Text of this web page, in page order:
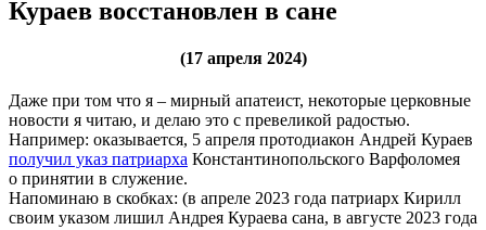
Кураев восстановлен в сане
(17 апреля 2024)
Даже при том что я – мирный апатеист, некоторые церковные
новости я читаю, и делаю это с превеликой радостью.
Например: оказывается, 5 апреля протодиакон Андрей Кураев
получил указ патриарха Константинопольского Варфоломея
о принятии в служение.
Напоминаю в скобках: (в апреле 2023 года патриарх Кирилл
своим указом лишил Андрея Кураева сана, в августе 2023 года